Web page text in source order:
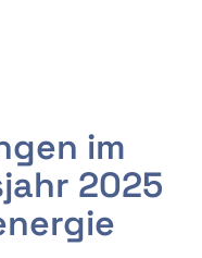
im
2025